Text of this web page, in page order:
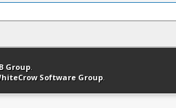
Retourner en haut Version bas-débit
Group.
Software Group.